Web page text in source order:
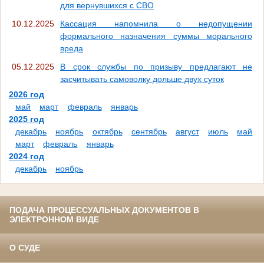
для вернувшихся с СВО
10.12.2025
Кассация напомнила о недопущении
формального назначения суммы морального
вреда
05.12.2025
В срок службы по призыву предлагают не
засчитывать самоволку дольше двух суток
2026 год
май
март февраль
январь
2025 год
декабрь
ноябрь октябрь сентябрь август июль
май
март
февраль
январь
2024 год
декабрь
ноябрь
ПОДАЧА ПРОЦЕССУАЛЬНЫХ ДОКУМЕНТОВ В
ЭЛЕКТРОННОМ ВИДЕ
О СУДЕ